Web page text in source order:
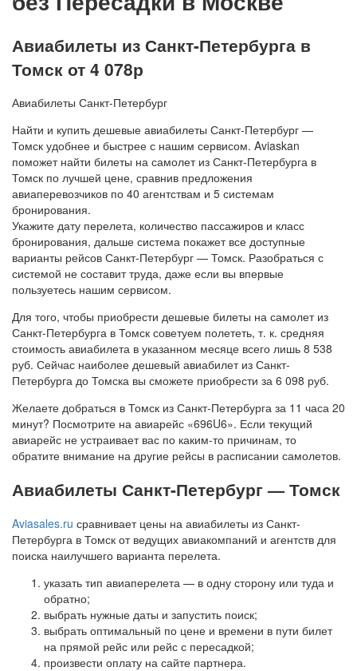
Авиабилеты из Санкт-Петербурга в
Томск от 4 078р
Авиабилеты Санкт-Петербург
Найти и купить дешевые авиабилеты Санкт-Петербург —
Томск удобнее и быстрее с нашим сервисом. Aviaskan
поможет найти билеты на самолет из Санкт-Петербурга в
Томск по лучшей цене, сравнив предложения
авиаперевозчиков по 40 агентствам и 5 системам
бронирования.
Укажите дату перелета, количество пассажиров и класс
бронирования, дальше система покажет все доступные
варианты рейсов Санкт-Петербург — Томск. Разобраться с
системой не составит труда, даже если вы впервые
пользуетесь нашим сервисом.
Для того, чтобы приобрести дешевые билеты на самолет из
Санкт-Петербурга в Томск советуем полететь, т. к. средняя
стоимость авиабилета в указанном месяце всего лишь 8 538
руб. Сейчас наиболее дешевый авиабилет из Санкт-
Петербурга до Томска вы сможете приобрести за 6 098 руб.
Желаете добраться в Томск из Санкт-Петербурга за 11 часа 20
минут? Посмотрите на авиарейс «696U6». Если текущий
авиарейс не устраивает вас по каким-то причинам, то
обратите внимание на другие рейсы в расписании самолетов.
Авиабилеты Санкт-Петербург — Томск
Aviasales.ru сравнивает цены на авиабилеты из Санкт-
Петербурга в Томск от ведущих авиакомпаний и агентств для
поиска наилучшего варианта перелета.
указать тип авиаперелета — в одну сторону или туда и
обратно;
выбрать нужные даты и запустить поиск;
выбрать оптимальный по цене и времени в пути билет
на прямой рейс или рейс с пересадкой;
произвести оплату на сайте партнера.